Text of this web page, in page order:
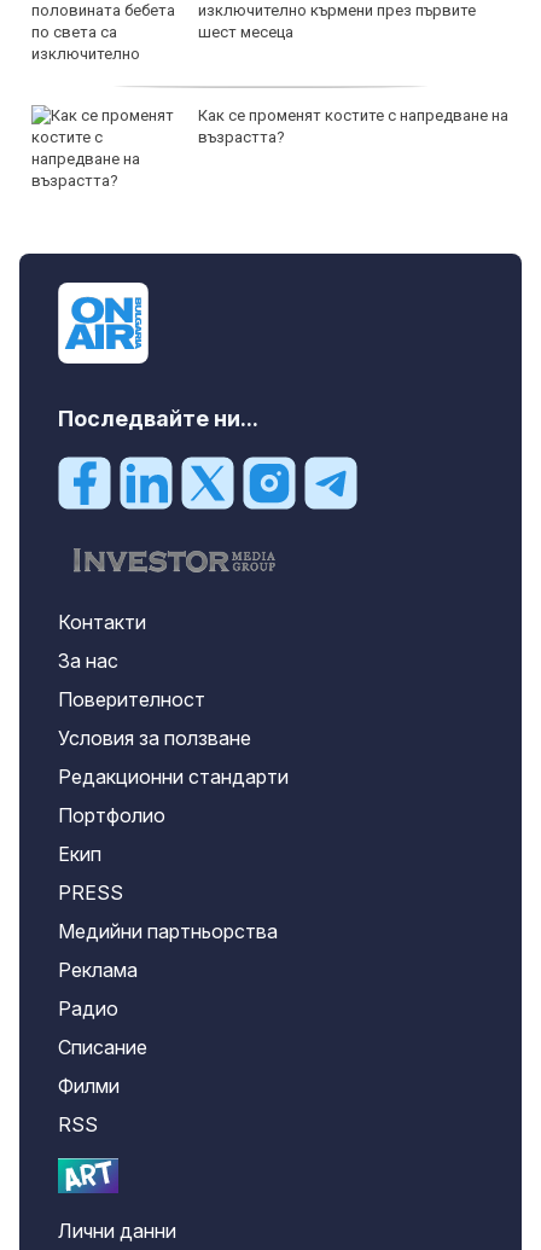
изключително кърмени през първите
шест месеца
Как се променят костите с напредване на
възрастта?
Последвайте ни...
Контакти
За нас
Поверителност
Условия за ползване
Редакционни стандарти
Портфолио
Екип
PRESS
Медийни партньорства
Реклама
Радио
Списание
Филми
RSS
Лични данни